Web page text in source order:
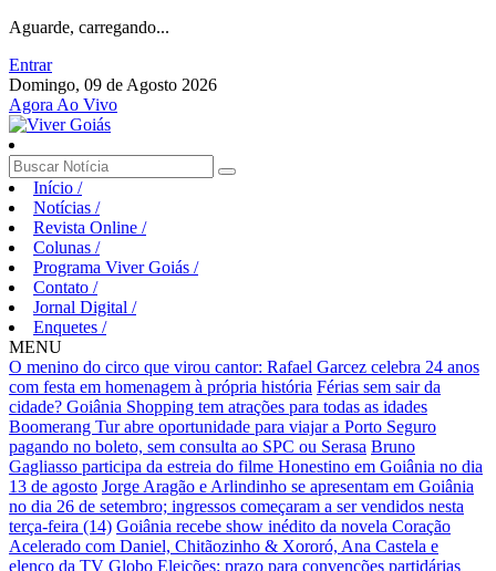
Aguarde, carregando...
Entrar
Domingo, 09 de Agosto 2026
Agora Ao Vivo
Início /
Notícias /
Revista Online /
Colunas /
Programa Viver Goiás /
Contato /
Jornal Digital /
Enquetes /
MENU
O menino do circo que virou cantor: Rafael Garcez celebra 24 anos
com festa em homenagem à própria história Férias sem sair da
cidade? Goiânia Shopping tem atrações para todas as idades
Boomerang Tur abre oportunidade para viajar a Porto Seguro
pagando no boleto, sem consulta ao SPC ou Serasa Bruno
Gagliasso participa da estreia do filme Honestino em Goiânia no dia
13 de agosto Jorge Aragão e Arlindinho se apresentam em Goiânia
no dia 26 de setembro; ingressos começaram a ser vendidos nesta
terça-feira (14) Goiânia recebe show inédito da novela Coração
Acelerado com Daniel, Chitãozinho & Xororó, Ana Castela e
elenco da TV Globo Eleições: prazo para convenções partidárias